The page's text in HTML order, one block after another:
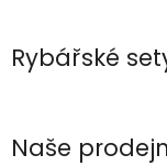
Rybářské
Naše